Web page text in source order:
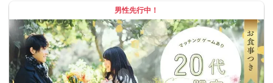
男性先行中！